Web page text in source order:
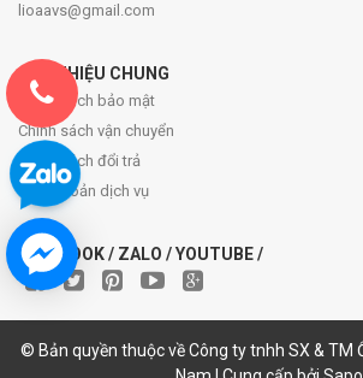
lioaavs@gmail.com
GIỚI THIỆU CHUNG
Chính sách bảo mật
Chính sách vận chuyển
Chính sách đổi trả
Điều khoản dịch vụ
FACEBOOK / ZALO / YOUTUBE /
© Bản quyền thuộc về Công ty tnhh SX & TM